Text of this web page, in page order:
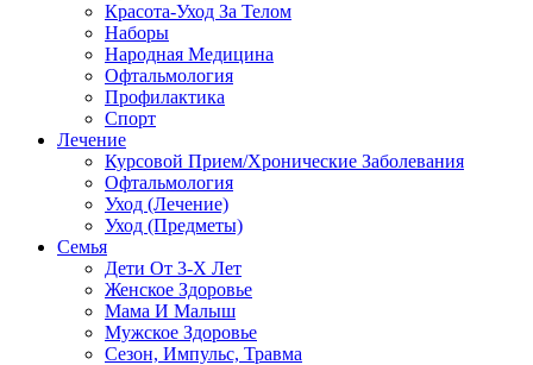
Красота-Уход За Телом
Наборы
Народная Медицина
Офтальмология
Профилактика
Спорт
Лечение
Курсовой Прием/Хронические Заболевания
Офтальмология
Уход (Лечение)
Уход (Предметы)
Семья
Дети От 3-Х Лет
Женское Здоровье
Мама И Малыш
Мужское Здоровье
Сезон, Импульс, Травма